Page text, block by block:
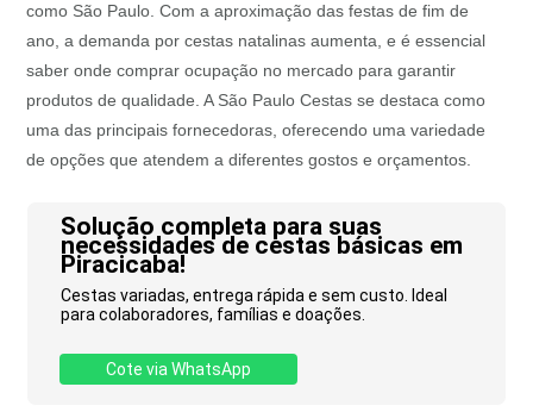
como São Paulo. Com a aproximação das festas de fim de
ano, a demanda por cestas natalinas aumenta, e é essencial
saber onde comprar ocupação no mercado para garantir
produtos de qualidade. A São Paulo Cestas se destaca como
uma das principais fornecedoras, oferecendo uma variedade
de opções que atendem a diferentes gostos e orçamentos.
Solução completa para suas
necessidades de cestas básicas em
Piracicaba!
Cestas variadas, entrega rápida e sem custo. Ideal
para colaboradores, famílias e doações.
Cote via WhatsApp